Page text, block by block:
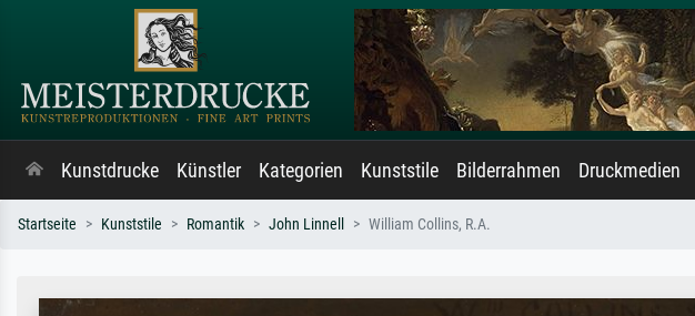
Kunstdrucke Künstler Kategorien Kunststile Bilderrahmen Druckmedien
Startseite Kunststile Romantik John Linnell William Collins, R.A.